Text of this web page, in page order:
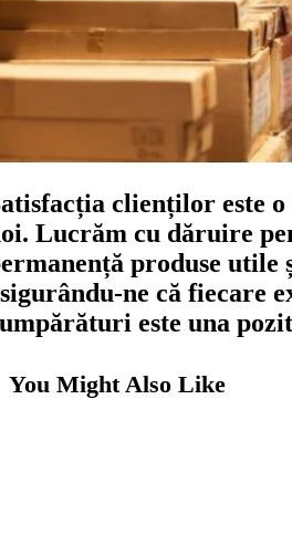
clienților este
Lucrăm cu dăruire
produse utile
ne că fiecare
este una
You Might Also Like